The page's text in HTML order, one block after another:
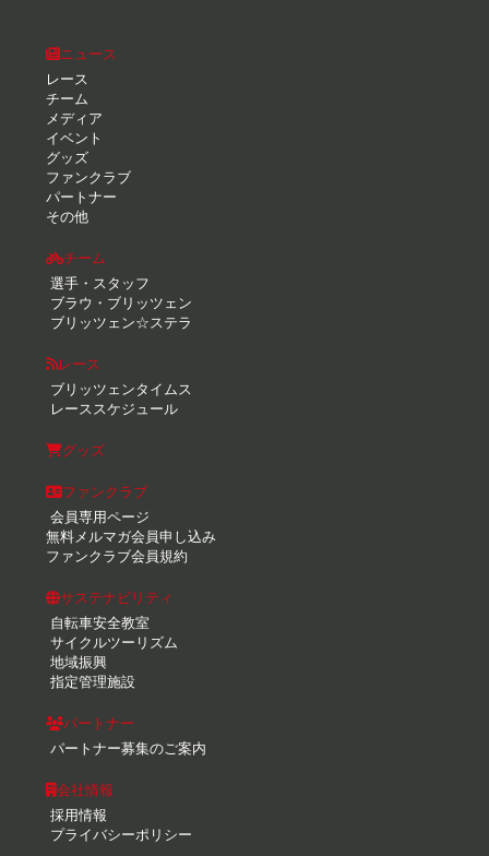
ニュース
レース
チーム
メディア
イベント
グッズ
ファンクラブ
パートナー
その他
チーム
選手・スタッフ
ブラウ・ブリッツェン
ブリッツェン☆ステラ
レース
ブリッツェンタイムス
レーススケジュール
グッズ
ファンクラブ
会員専用ページ
無料メルマガ会員申し込み
ファンクラブ会員規約
サステナビリティ
自転車安全教室
サイクルツーリズム
地域振興
指定管理施設
パートナー
パートナー募集のご案内
会社情報
採用情報
プライバシーポリシー